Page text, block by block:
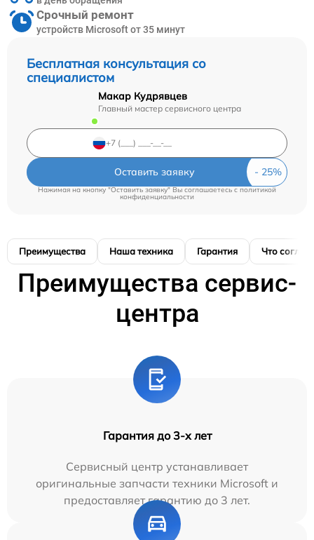
Бесплатная консультация со
специалистом
Макар Кудрявцев
Главный мастер сервисного центра
Оставить заявку
Нажимая на кнопку "Оставить заявку" Вы соглашаетесь cполитикой
конфиденциальности
Срочный ремонт
устройств Microsoft от 35 минут
Преимущества Наша техника Гарантия Что
Преимущества сервис-
центра
Гарантия до 3-х лет
Сервисный центр устанавливает
оригинальные запчасти техники Microsoft и
предоставляет гарантию до 3 лет.